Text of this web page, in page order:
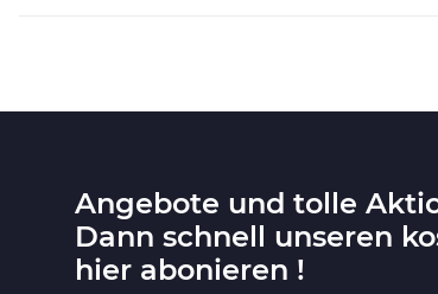
Angebote und tolle
Dann schnell unseren
hier abonieren !